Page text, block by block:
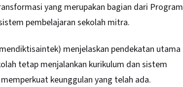
yang merupakan bagian dari Program
pembelajaran sekolah mitra.
) menjelaskan pendekatan utama
tetap menjalankan kurikulum dan sistem
keunggulan yang telah ada.